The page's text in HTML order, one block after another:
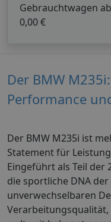
Gebrauchtwagen ab
0,00 €
Der BMW
Performance
Der BMW M235i ist
Statement für
Eingeführt als Teil der
die sportliche DNA
unverwechselbaren